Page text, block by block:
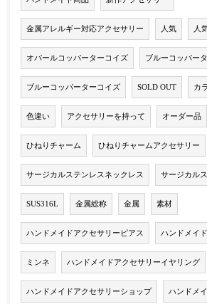
金属アレルギー対応アクセサリー 人気 人
オパールコッパーターコイズ ブルーコッパー
ブルーコッパーターコイズ SOLD OUT カ
色違い アクセサリーを持って オーダー品
ひねりチャーム ひねりチャームアクセサリー
サージカルステンレスネックレス サージカル
SUS316L 金属総称 金属 素材
ハンドメイドアクセサリーピアス ハンドメイ
ミンネ ハンドメイドアクセサリーイヤリング
ハンドメイドアクセサリーショップ ハンドメ